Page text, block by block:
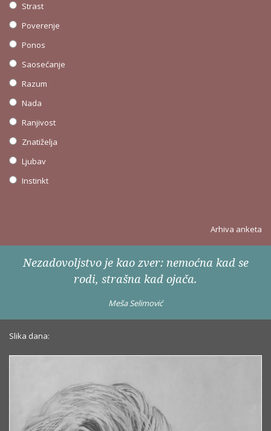
Strast
Poverenje
Ponos
Saosećanje
Razum
Nada
Ranjivost
Znatiželja
Ljubav
Instinkt
Arhiva anketa
Nezadovoljstvo je kao zver: nemoćna kad se
rodi, strašna kad ojača.
Meša Selimović
Slika dana: